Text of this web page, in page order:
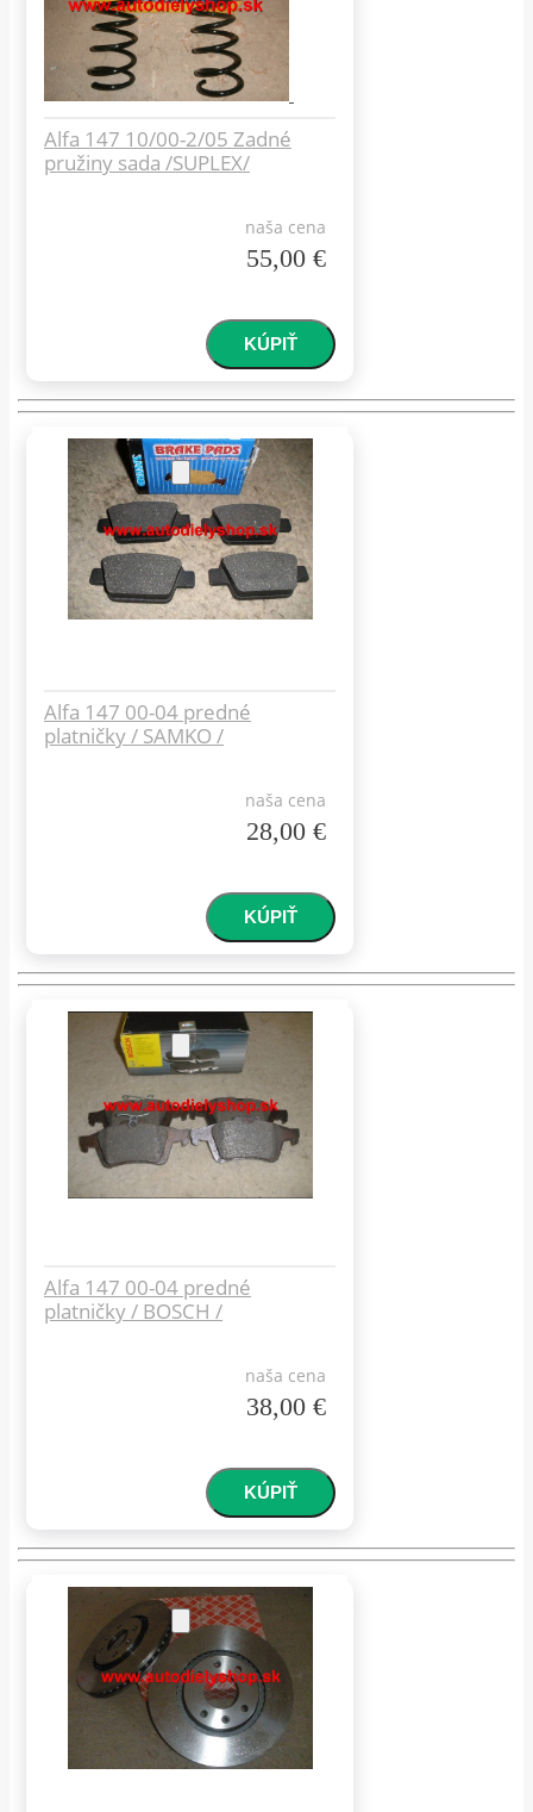
Alfa 147 10/00-2/05 Zadné
pružiny sada /SUPLEX/
naša cena
55,00 €
Alfa 147 00-04 predné
platničky / SAMKO /
naša cena
28,00 €
Alfa 147 00-04 predné
platničky / BOSCH /
naša cena
38,00 €